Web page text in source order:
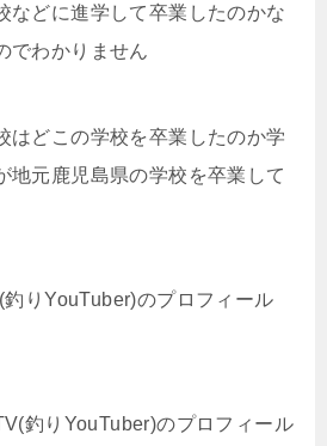
などに進学して卒業したのかな
でわかりません
はどこの学校を卒業したのか学
地元鹿児島県の学校を卒業して
りYouTuber)のプロフィール
釣りYouTuber)のプロフィール